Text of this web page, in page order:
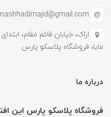
اراک، خیابان قائم مقام،
مایا، فروشگاه پلاسکو پارس
درباره ما
فروشگاه پلاسکو پارس این